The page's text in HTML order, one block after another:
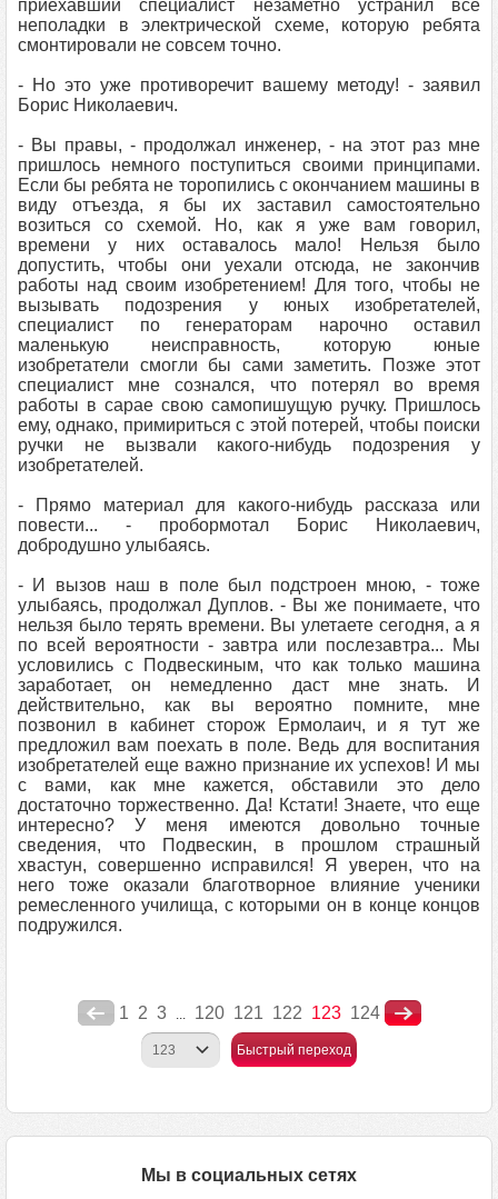
приехавший специалист незаметно устранил все
неполадки в электрической схеме, которую ребята
смонтировали не совсем точно.
- Но это уже противоречит вашему методу! - заявил
Борис Николаевич.
- Вы правы, - продолжал инженер, - на этот раз мне
пришлось немного поступиться своими принципами.
Если бы ребята не торопились с окончанием машины в
виду отъезда, я бы их заставил самостоятельно
возиться со схемой. Но, как я уже вам говорил,
времени у них оставалось мало! Нельзя было
допустить, чтобы они уехали отсюда, не закончив
работы над своим изобретением! Для того, чтобы не
вызывать подозрения у юных изобретателей,
специалист по генераторам нарочно оставил
маленькую неисправность, которую юные
изобретатели смогли бы сами заметить. Позже этот
специалист мне сознался, что потерял во время
работы в сарае свою самопишущую ручку. Пришлось
ему, однако, примириться с этой потерей, чтобы поиски
ручки не вызвали какого-нибудь подозрения у
изобретателей.
- Прямо материал для какого-нибудь рассказа или
повести... - пробормотал Борис Николаевич,
добродушно улыбаясь.
- И вызов наш в поле был подстроен мною, - тоже
улыбаясь, продолжал Дуплов. - Вы же понимаете, что
нельзя было терять времени. Вы улетаете сегодня, а я
по всей вероятности - завтра или послезавтра... Мы
условились с Подвескиным, что как только машина
заработает, он немедленно даст мне знать. И
действительно, как вы вероятно помните, мне
позвонил в кабинет сторож Ермолаич, и я тут же
предложил вам поехать в поле. Ведь для воспитания
изобретателей еще важно признание их успехов! И мы
с вами, как мне кажется, обставили это дело
достаточно торжественно. Да! Кстати! Знаете, что еще
интересно? У меня имеются довольно точные
сведения, что Подвескин, в прошлом страшный
хвастун, совершенно исправился! Я уверен, что на
него тоже оказали благотворное влияние ученики
ремесленного училища, с которыми он в конце концов
подружился.
1 2 3 ... 120 121 122 123 124
Быстрый переход
Мы в социальных сетях